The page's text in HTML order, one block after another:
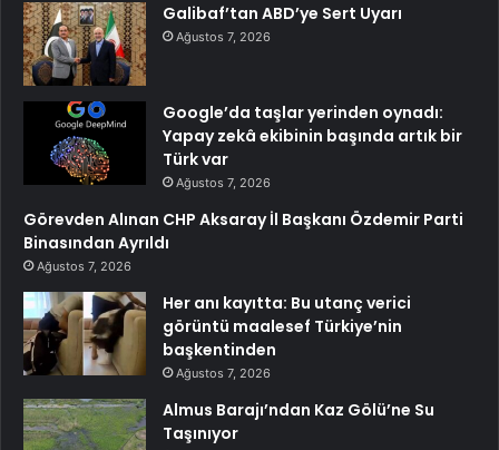
Galibaf’tan ABD’ye Sert Uyarı
Ağustos 7, 2026
Google’da taşlar yerinden oynadı:
Yapay zekâ ekibinin başında artık bir
Türk var
Ağustos 7, 2026
Görevden Alınan CHP Aksaray İl Başkanı Özdemir Parti
Binasından Ayrıldı
Ağustos 7, 2026
Her anı kayıtta: Bu utanç verici
görüntü maalesef Türkiye’nin
başkentinden
Ağustos 7, 2026
Almus Barajı’ndan Kaz Gölü’ne Su
Taşınıyor